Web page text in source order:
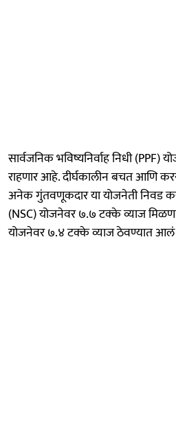
सार्वजनिक भविष्यनिर्वाह निधी
राहणार आहे. दीर्घकालीन बचत आणि
अनेक गुंतवणूकदार या योजनेती निवड
(NSC) योजनेवर ७.७ टक्के व्याज
योजनेवर ७.४ टक्के व्याज ठेवण्यात